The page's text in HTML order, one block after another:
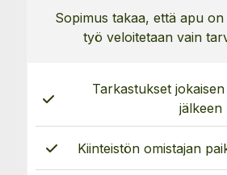
Sopimus takaa, että apu
työ veloitetaan vain
Tarkastukset
jälkeen
Kiinteistön omistajan